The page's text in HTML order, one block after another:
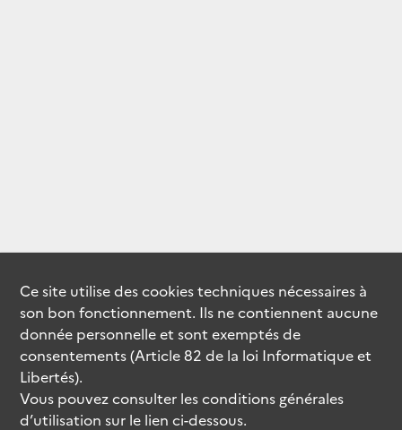
Ce site utilise descookiestechniques nécessaires à
son bon fonctionnement. Ils ne contiennent aucune
donnée personnelle et sont exemptés de
consentements (Article 82 de la loi Informatique et
Libertés).
Vous pouvez consulter les conditions générales
d’utilisation sur le lien ci-dessous.